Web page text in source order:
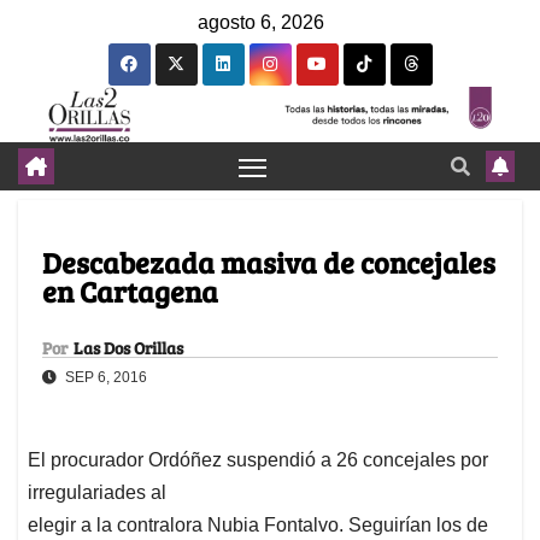
agosto 6, 2026
Descabezada masiva de concejales
en Cartagena
Por Las Dos Orillas
SEP 6, 2016
El procurador Ordóñez suspendió a 26 concejales por
irregulariades al
elegir a la contralora Nubia Fontalvo. Seguirían los de